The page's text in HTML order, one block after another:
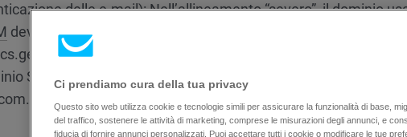
delle e-mail): Nell’allineamento “severo”, ildominio
deve corrispondere esattamente al dominio “Da:” del
anche il dominio “Da:” deve essere
SPF o DKIM è getresponse.com, anche il dominio “Da:” deve
Ci prendiamo cura della tua privacy
Questo sito web utilizza cookie e tecnologie simili per assicurare la funzionalità di base,
del traffico, sostenere le attività di marketing, comprese le misurazioni degli annunci, e
fiducia di fornire annunci personalizzati. Puoi accettare tutti i cookie o modificare le tue